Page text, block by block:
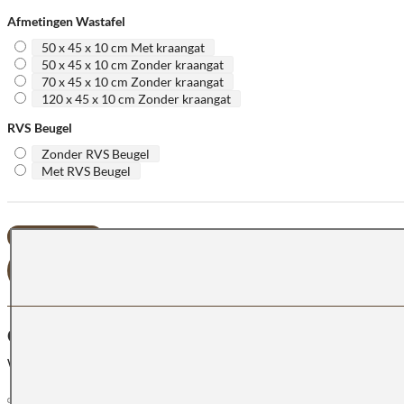
Afmetingen Wastafel
50 x 45 x 10 cm Met kraangat
50 x 45 x 10 cm Zonder kraangat
70 x 45 x 10 cm Zonder kraangat
120 x 45 x 10 cm Zonder kraangat
RVS Beugel
Zonder RVS Beugel
Met RVS Beugel
OMSCHRIJVING
Wastafel Cupido China Black.